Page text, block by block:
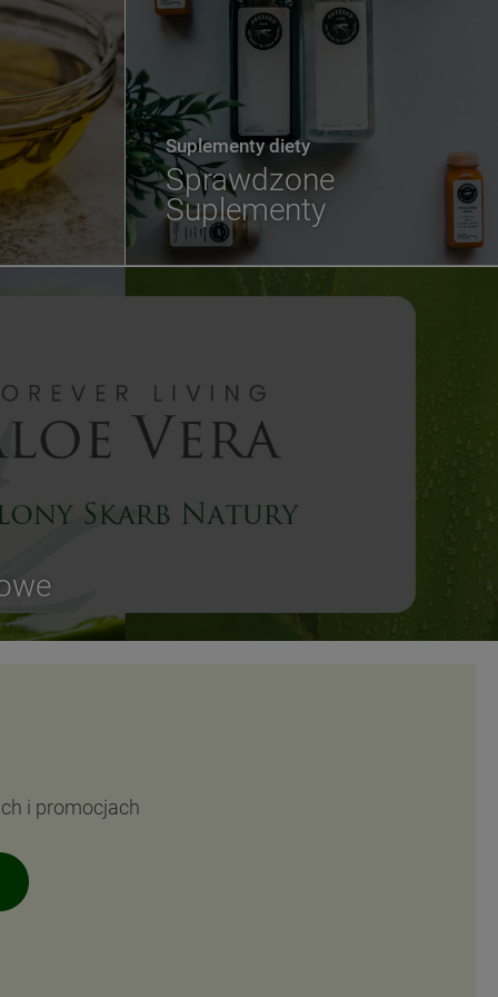
Suplementy diety
Sprawdzone
Suplementy
i promocjach